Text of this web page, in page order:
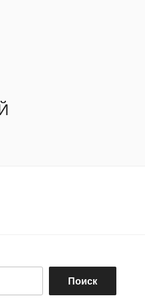
Поиск